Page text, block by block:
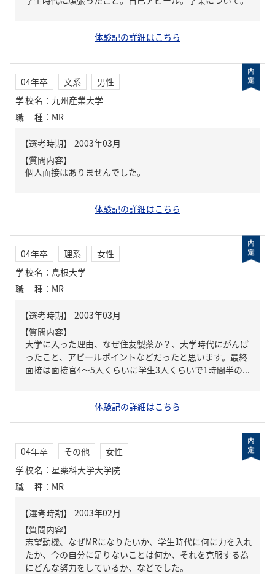
体験記の詳細はこちら
04年卒 文系
男性
学校名 ： 九州産業大学
職種 ： MR
【質問内容】
個人面接はありませんでした。
体験記の詳細はこちら
04年卒 理系
女性
学校名 ： 島根大学
職種 ： MR
【質問内容】
大学に入った理由、なぜ住友製薬か？、大学時代にがんば
ったこと、アピールポイントなどだったと思います。最終
面接は面接官4～5人くらいに学生3人くらいで1時間半の...
体験記の詳細はこちら
04年卒 その他
女性
学校名 ： 星薬科大学大学院
職種 ： MR
【質問内容】
志望動機、なぜMRになりたいか、学生時代に何に力を入れ
たか、今の自分に足りないことは何か、それを克服する為
にどんな努力をしているか、などでした。